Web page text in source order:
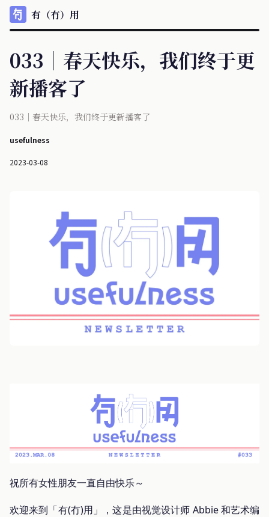
有（冇）用
033｜春天快乐，我们终于更
新播客了
033｜春天快乐，我们终于更新播客了
usefulness
2023-03-08
祝所有女性朋友一直自由快乐～
欢迎来到「有(冇)用」，这是由视觉设计师 Abbie 和艺术编